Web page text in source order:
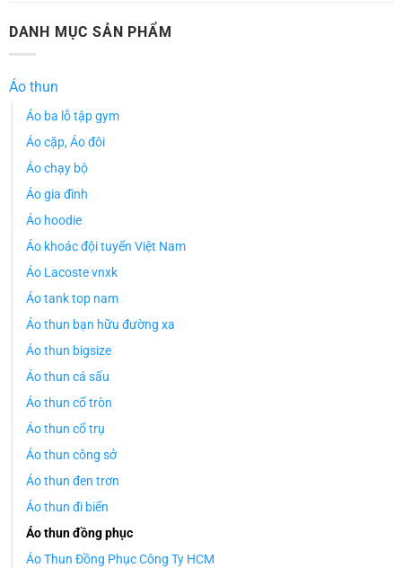
DANH MỤC SẢN PHẨM
Áo thun
Áo ba lỗ tập gym
Áo cặp, Áo đôi
Áo chạy bộ
Áo gia đình
Áo hoodie
Áo khoác đội tuyển Việt Nam
Áo Lacoste vnxk
Áo tank top nam
Áo thun bạn hữu đường xa
Áo thun bigsize
Áo thun cá sấu
Áo thun cổ tròn
Áo thun cổ trụ
Áo thun công sở
Áo thun đen trơn
Áo thun đi biển
Áo thun đồng phục
Áo Thun Đồng Phục Công Ty HCM